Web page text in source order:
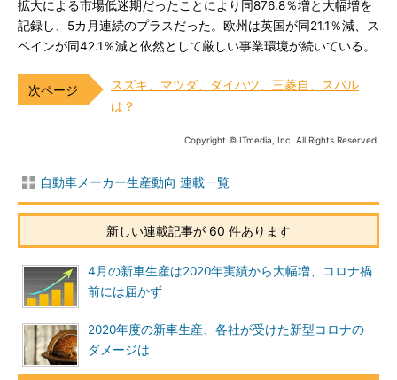
拡大による市場低迷期だったことにより同876.8％増と大幅増を
記録し、5カ月連続のプラスだった。欧州は英国が同21.1％減、ス
ペインが同42.1％減と依然として厳しい事業環境が続いている。
スズキ、マツダ、ダイハツ、三菱自、スバル
は？
Copyright © ITmedia, Inc. All Rights Reserved.
自動車メーカー生産動向 連載一覧
新しい連載記事が 60 件あります
4月の新車生産は2020年実績から大幅増、コロナ禍
前には届かず
2020年度の新車生産、各社が受けた新型コロナの
ダメージは